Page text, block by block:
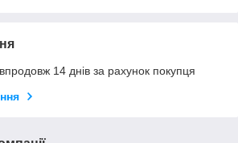
14 днів за рахунок покупця